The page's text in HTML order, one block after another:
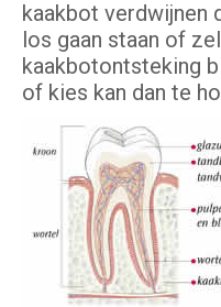
kaakbot verdwijnen
los gaan staan of
kaakbotontsteking
of kies kan dan te